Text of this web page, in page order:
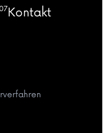
07 Kontakt